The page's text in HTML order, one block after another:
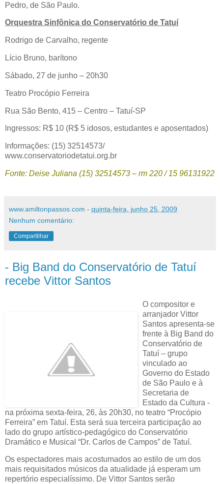
Pedro, de São Paulo.
Orquestra Sinfônica do Conservatório de Tatuí
Rodrigo de Carvalho, regente
Lício Bruno, barítono
Sábado, 27 de junho – 20h30
Teatro Procópio Ferreira
Rua São Bento, 415 – Centro – Tatuí-SP
Ingressos: R$ 10 (R$ 5 idosos, estudantes e aposentados)
Informações: (15) 32514573/
www.conservatoriodetatui.org.br
Fonte: Deise Juliana (15) 32514573 – rm 220 / 15 96131922
www.amiltonpassos.com - quinta-feira, junho 25, 2009
Nenhum comentário:
Compartilhar
- Big Band do Conservatório de Tatuí
recebe Vittor Santos
O compositor e
arranjador Vittor
Santos apresenta-se
frente à Big Band do
Conservatório de
Tatuí – grupo
vinculado ao
Governo do Estado
de São Paulo e à
Secretaria de
Estado da Cultura -
na próxima sexta-feira, 26, às 20h30, no teatro “Procópio
Ferreira” em Tatuí. Esta será sua terceira participação ao
lado do grupo artístico-pedagógico do Conservatório
Dramático e Musical “Dr. Carlos de Campos” de Tatuí.
Os espectadores mais acostumados ao estilo de um dos
mais requisitados músicos da atualidade já esperam um
repertório especialíssimo. De Vittor Santos serão